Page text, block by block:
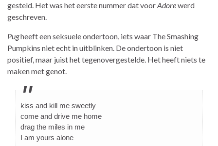
gesteld. Het was het eerste nummer dat voorAdorewerd
geschreven.
Pugheeft een seksuele ondertoon, iets waar The Smashing
Pumpkins niet echt in uitblinken. De ondertoon is niet
positief, maar juist het tegenovergestelde. Het heeft niets te
maken met genot.
kiss and kill me sweetly
come and drive me home
drag the miles in me
I am yours alone